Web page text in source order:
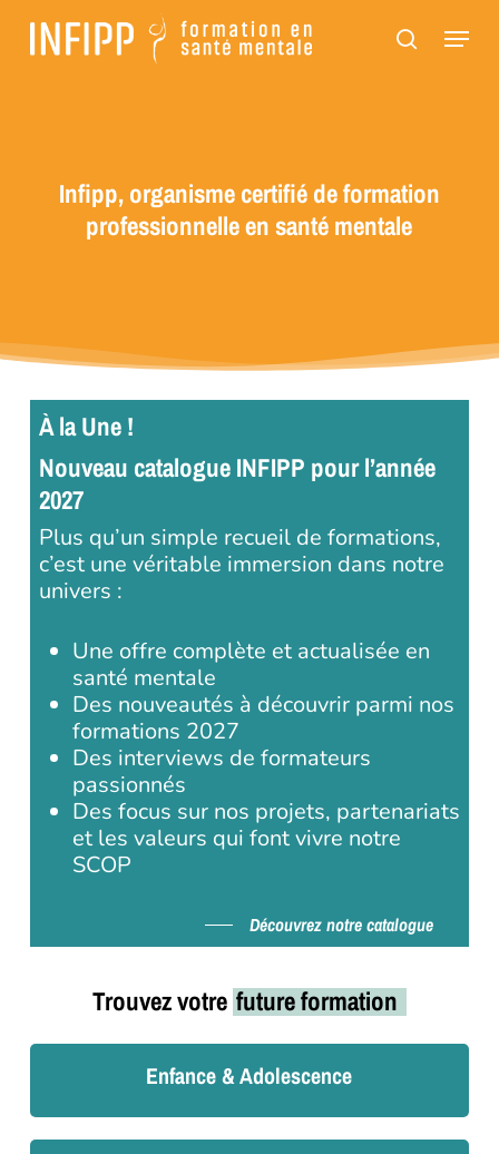
Panneau de gestion des cookies
contenu
Menu
Infipp, organisme certifié de formation
professionnelle en santé mentale
À la Une !
Nouveau catalogue INFIPP pour l’année
2027
Plus qu’un simple recueil de formations,
c’est une véritable immersion dans notre
univers :
Une offre complète et actualisée en
santé mentale
Des nouveautés à découvrir parmi nos
formations 2027
Des interviews de formateurs
passionnés
Des focus sur nos projets, partenariats
et les valeurs qui font vivre notre
SCOP
Découvrez notre catalogue
Trouvez votre future formation
Enfance & Adolescence